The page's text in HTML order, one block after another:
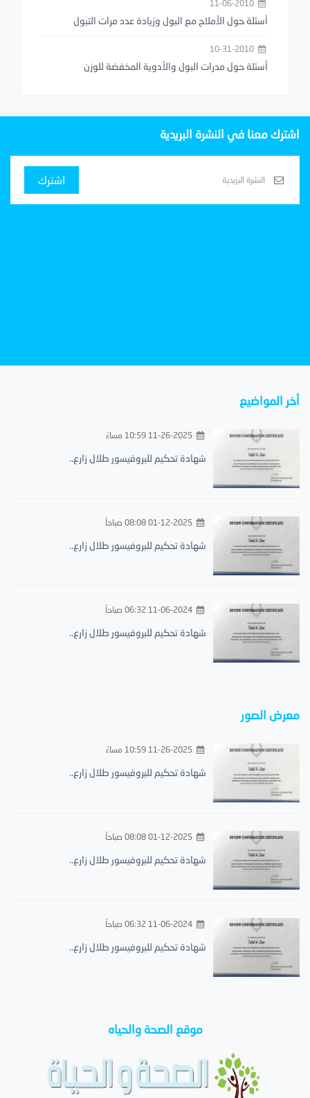
أسئلة حول الأملاح مع البول وزيادة عدد مرات التبول
أسئلة حول مدرات البول والأدوية المخفضة للوزن
اشترك معنا في النشرة البريدية
اشترك
أخر المواضيع
11-26-2025 10:59 مساءً
شهادة تحكيم للبروفيسور طلال زارع..
01-12-2025 08:08 صباحاً
شهادة تحكيم للبروفيسور طلال زارع..
11-06-2024 06:32 صباحاً
شهادة تحكيم للبروفيسور طلال زارع..
معرض الصور
11-26-2025 10:59 مساءً
شهادة تحكيم للبروفيسور طلال زارع..
01-12-2025 08:08 صباحاً
شهادة تحكيم للبروفيسور طلال زارع..
11-06-2024 06:32 صباحاً
شهادة تحكيم للبروفيسور طلال زارع..
موقع الصحة والحياه